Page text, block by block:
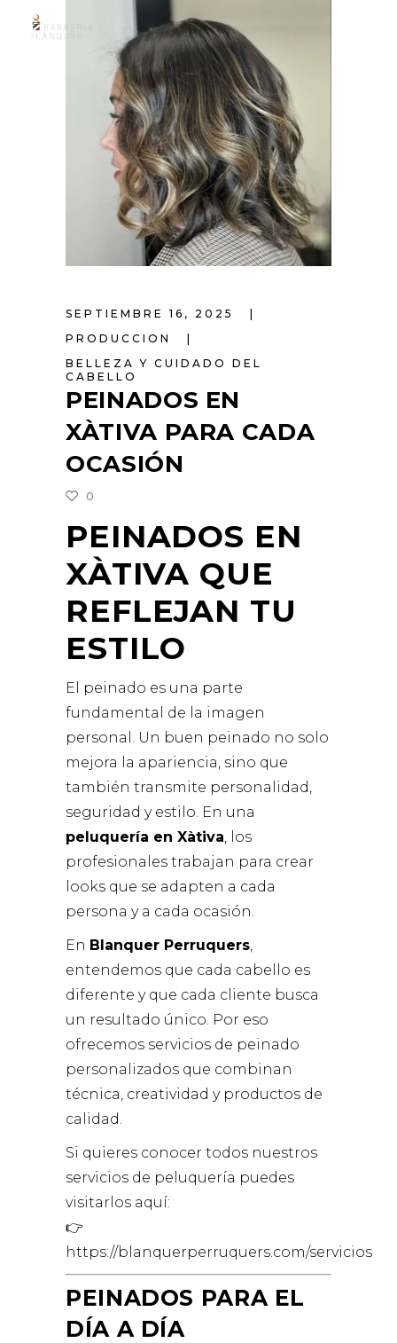
SEPTIEMBRE 16, 2025
PRODUCCION
BELLEZA Y CUIDADO DEL
CABELLO
PEINADOS EN
XÀTIVA PARA CADA
OCASIÓN
0
PEINADOS EN
XÀTIVA QUE
REFLEJAN TU
ESTILO
El peinado es una parte
fundamental de la imagen
personal. Un buen peinado no solo
mejora la apariencia, sino que
también transmite personalidad,
seguridad y estilo. En una
peluquería en Xàtiva, los
profesionales trabajan para crear
looks que se adapten a cada
persona y a cada ocasión.
En Blanquer Perruquers,
entendemos que cada cabello es
diferente y que cada cliente busca
un resultado único. Por eso
ofrecemos servicios de peinado
personalizados que combinan
técnica, creatividad y productos de
calidad.
Si quieres conocer todos nuestros
servicios de peluquería puedes
visitarlos aquí:
👉
https://blanquerperruquers.com/servicios
PEINADOS PARA EL
DÍA A DÍA